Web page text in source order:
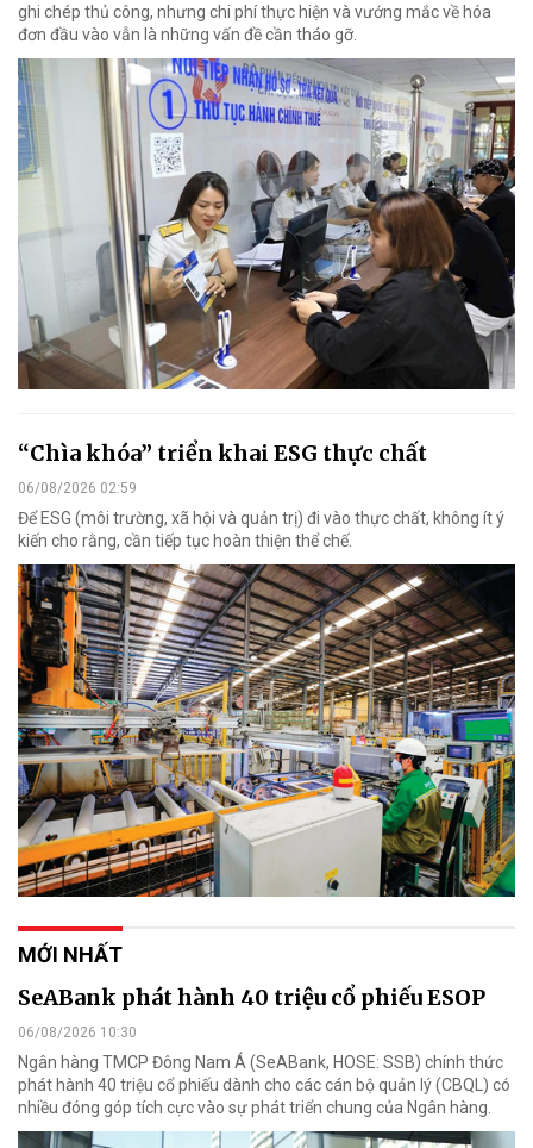
ghi chép thủ công, nhưng chi phí thực hiện và vướng mắc về hóa
đơn đầu vào vẫn là những vấn đề cần tháo gỡ.
“Chìa khóa” triển khai ESG thực chất
06/08/2026 02:59
Để ESG (môi trường, xã hội và quản trị) đi vào thực chất, không ít ý
kiến cho rằng, cần tiếp tục hoàn thiện thể chế.
MỚI NHẤT
SeABank phát hành 40 triệu cổ phiếu ESOP
06/08/2026 10:30
Ngân hàng TMCP Đông Nam Á (SeABank, HOSE: SSB) chính thức
phát hành 40 triệu cổ phiếu dành cho các cán bộ quản lý (CBQL) có
nhiều đóng góp tích cực vào sự phát triển chung của Ngân hàng.